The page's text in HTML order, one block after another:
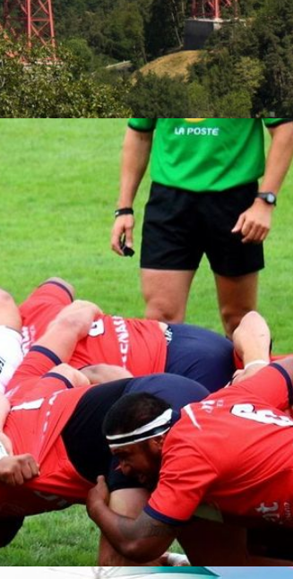
Fleur, le chamois qui voulait
vivre avec les humains
Fin avril 2025, une femelle chamois
avait quasiment élu domicile au coeur
du village cantalien de...
Les boiseries de l'hôtel Saint-
Pierre
La salle aux Boiseries de l'hôtel Saint-
Pierre à Aurillac est un lieu unique, en
raison des sculptures en noyer qui en...